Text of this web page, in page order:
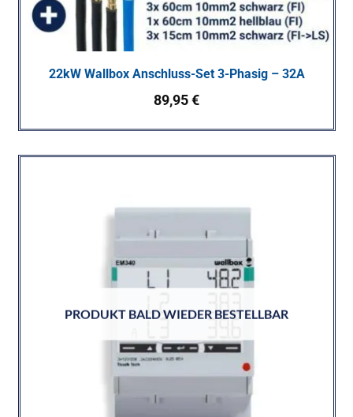
22kW Wallbox Anschluss-Set 3-Phasig – 32A
89,95€
PRODUKT BALD WIEDER BESTELLBAR